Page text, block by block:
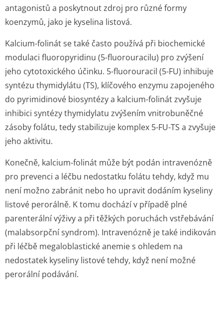
antagonistů a poskytnout zdroj pro různé formy
koenzymů, jako je kyselina listová.
Kalcium-folinát se také často používá při biochemické
modulaci fluoropyridinu (5-fluorouracilu) pro zvýšení
jeho cytotoxického účinku. 5-fluorouracil (5-FU) inhibuje
syntézu thymidylátu (TS), klíčového enzymu zapojeného
do pyrimidinové biosyntézy a kalcium-folinát zvyšuje
inhibici syntézy thymidylatu zvýšením vnitrobuněčné
zásoby folátu, tedy stabilizuje komplex 5-FU-TS a zvyšuje
jeho aktivitu.
Konečně, kalcium-folinát může být podán intravenózně
pro prevenci a léčbu nedostatku folátu tehdy, když mu
není možno zabránit nebo ho upravit dodáním kyseliny
listové perorálně. K tomu dochází v případě plné
parenterální výživy a při těžkých poruchách vstřebávání
(malabsorpční syndrom). Intravenózně je také indikován
při léčbě megaloblastické anemie s ohledem na
nedostatek kyseliny listové tehdy, když není možné
perorální podávání.